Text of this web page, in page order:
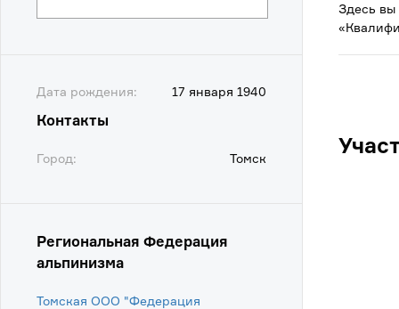
Дата рождения: 17 января 1940
Контакты
Город: Томск
Региональная Федерация
альпинизма
Томская ООО "Федерация
Здесь вы